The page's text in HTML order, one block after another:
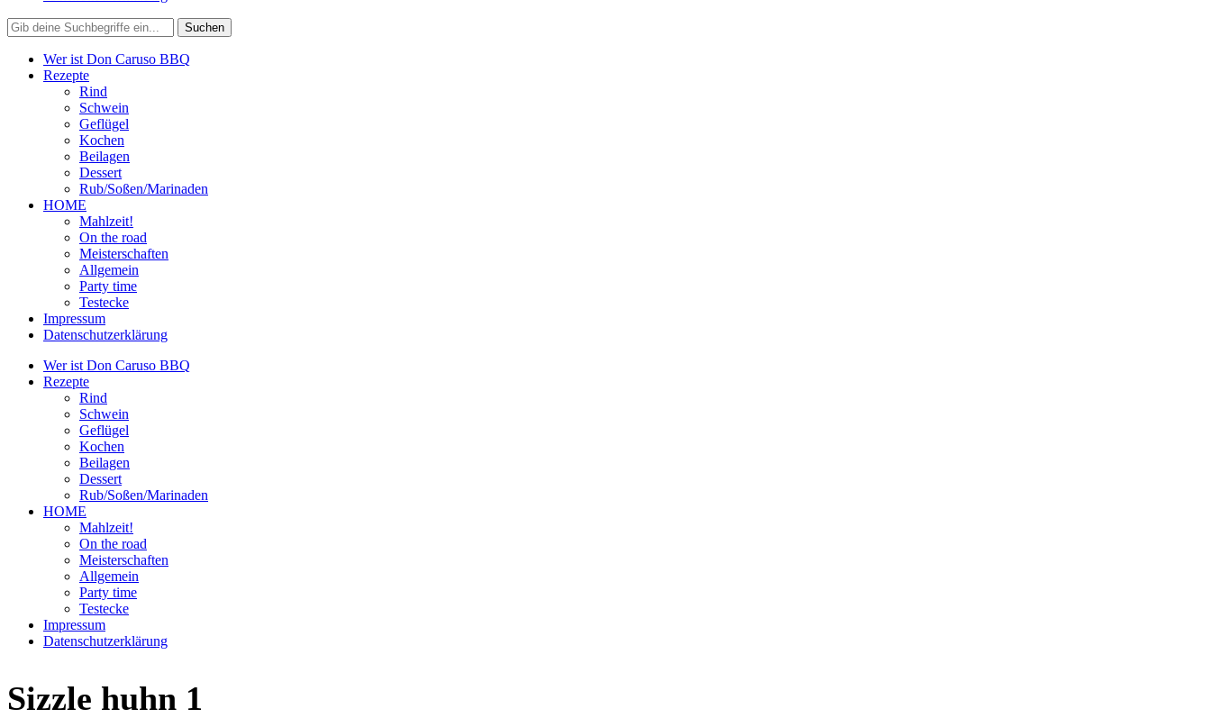
Wer ist Don Caruso BBQ
Rezepte
Rind
Schwein
Geflügel
Kochen
Beilagen
Dessert
Rub/Soßen/Marinaden
HOME
Mahlzeit!
On the road
Meisterschaften
Allgemein
Party time
Testecke
Impressum
Datenschutzerklärung
Wer ist Don Caruso BBQ
Rezepte
Rind
Schwein
Geflügel
Kochen
Beilagen
Dessert
Rub/Soßen/Marinaden
HOME
Mahlzeit!
On the road
Meisterschaften
Allgemein
Party time
Testecke
Impressum
Datenschutzerklärung
Sizzle huhn 1